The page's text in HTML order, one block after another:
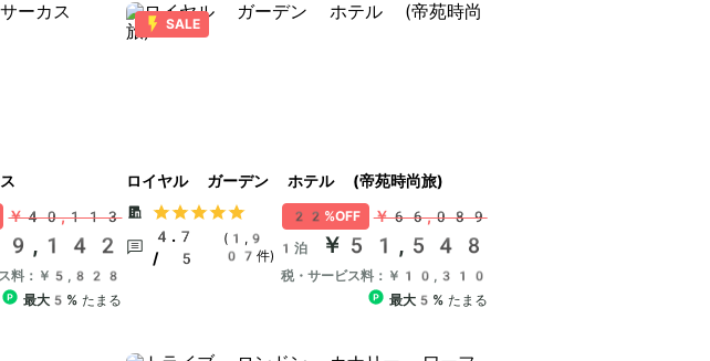
￥40,113
ス料：￥5,828
最大5% たまる
SALE
ロイヤル ガーデン ホテル (帝苑時尚旅)
4.7
/ 5
(1,9
07件)
22%OFF ￥66,089
1泊 ￥51,548
税・サービス料：￥10,310
最大5% たまる